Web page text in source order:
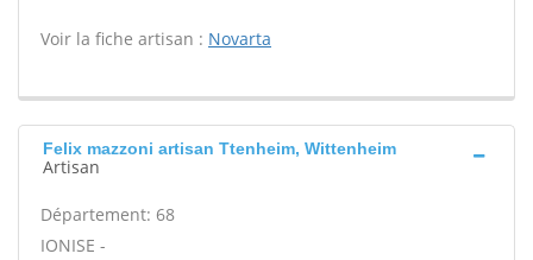
Voir la fiche artisan : Novarta
Felix mazzoni artisan Ttenheim, Wittenheim
Artisan
Département: 68
IONISE -